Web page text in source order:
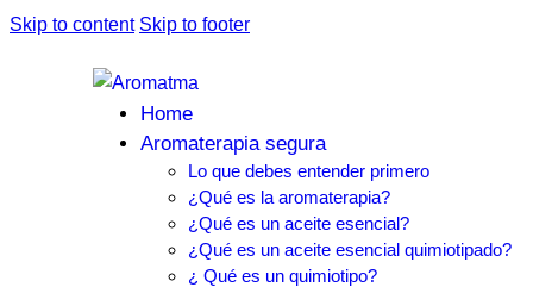
Skip to content Skip to footer
Home
Aromaterapia segura
Lo que debes entender primero
¿Qué es la aromaterapia?
¿Qué es un aceite esencial?
¿Qué es un aceite esencial quimiotipado?
¿ Qué es un quimiotipo?